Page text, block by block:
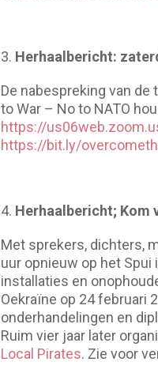
Herhaalbericht:
De nabespreking van de
to War – No to NATO
https://
https://bit.ly/
Herhaalbericht; Kom
Met sprekers, dichters,
uur opnieuw op het
installaties en
Oekraïne op 24 februari
onderhandelingen en
Ruim vier jaar later
Local Pirates. Zie voor